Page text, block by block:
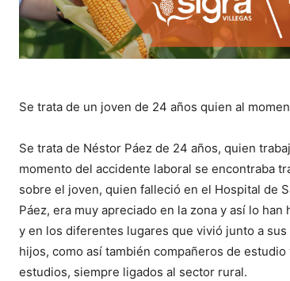
Se trata de un joven de 24 años quien al
Se trata de Néstor Páez de 24 años, quien
momento del accidente laboral se encontraba
sobre el joven, quien falleció en el Hospital de
Páez, era muy apreciado en la zona y así lo
y en los diferentes lugares que vivió junto a
hijos, como así también compañeros de
estudios, siempre ligados al sector rural.